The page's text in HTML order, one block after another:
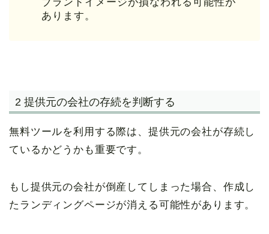
ブランドイメージが損なわれる可能性が
あります。
2 提供元の会社の存続を判断する
無料ツールを利用する際は、提供元の会社が存続し
ているかどうかも重要です。
もし提供元の会社が倒産してしまった場合、作成し
たランディングページが消える可能性があります。